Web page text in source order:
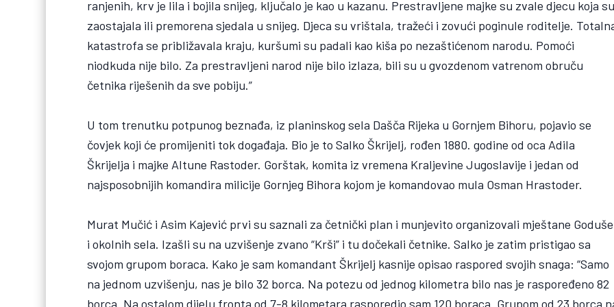
ranjenih, krv je lila i bojila snijeg, ključalo je kao u kazanu. Prestravljene majke su zvale djecu koja su
zaostajala ili premorena sjedala u snijeg. Djeca su vrištala, tražeći i zovući poginule roditelje.
katastrofa se približavala kraju, kuršumi su padali kao kiša po nezaštićenom narodu. Pomoći
niodkuda nije bilo. Za prestravljeni narod nije bilo izlaza, bili su u gvozdenom vatrenom obruču
četnika riješenih da sve pobiju.”
U tom trenutku potpunog beznađa, iz planinskog sela Dašča Rijeka u Gornjem Bihoru, pojavio se
čovjek koji će promijeniti tok događaja. Bio je to Salko Škrijelj, rođen 1880. godine od oca Adila
Škrijelja i majke Altune Rastoder. Gorštak, komita iz vremena Kraljevine Jugoslavije i jedan od
najsposobnijih komandira milicije Gornjeg Bihora kojom je komandovao mula Osman Hrastoder.
Murat Mučić i Asim Kajević prvi su saznali za četnički plan i munjevito organizovali mještane Goduše
i okolnih sela. Izašli su na uzvišenje zvano “Krši” i tu dočekali četnike. Salko je zatim pristigao sa
svojom grupom boraca. Kako je sam komandant Škrijelj kasnije opisao raspored svojih snaga: “Samo
na jednom uzvišenju, nas je bilo 32 borca. Na potezu od jednog kilometra bilo nas je raspoređeno 82
borca. Na ostalom dijelu fronta od 7-8 kilometara rasporedio sam 120 boraca. Grupom od 23 borca